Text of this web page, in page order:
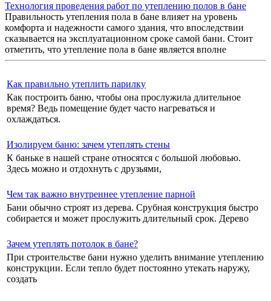
Технология проведения работ по утеплению полов в бане
Правильность утепления пола в бане влияет на уровень
комфорта и надежности самого здания, что впоследствии
сказывается на эксплуатационном сроке самой бани. Стоит
отметить, что утепление пола в бане является вполне
Как правильно утеплить парилку
Как построить баню, чтобы она прослужила длительное
время? Ведь помещение будет часто нагреваться и
охлаждаться.
Изолируем баню: зачем утеплять стены
К баньке в нашей стране относятся с большой любовью.
Здесь можно и отдохнуть с друзьями,
Чем так важно внутреннее утепление парной
Бани обычно строят из дерева. Срубная конструкция быстро
собирается и может прослужить длительный срок. Дерево
Зачем утеплять потолок в бане?
При строительстве бани нужно уделить внимание утеплению
конструкции. Если тепло будет постоянно утекать наружу,
создать